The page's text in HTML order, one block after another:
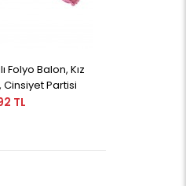
Folyo Balon, Kız
Cinsiyet Partisi
TL